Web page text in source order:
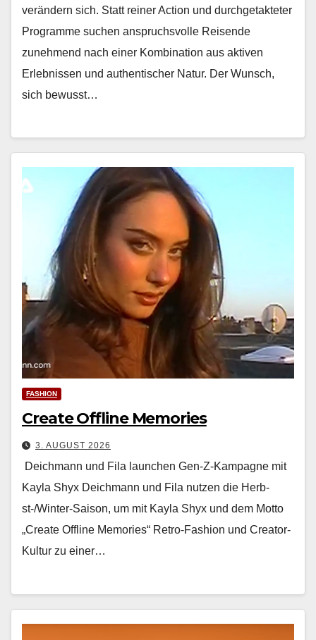
verän­dern sich. Statt rein­er Action und durchge­tak­teter
Pro­gramme suchen anspruchsvolle Reisende
zunehmend nach ein­er Kom­bi­na­tion aus aktiv­en
Erleb­nis­sen und authen­tis­ch­er Natur. Der Wun­sch,
sich bewusst…
FASHION
Create Offline Memories
3. AUGUST 2026
Deichmann und Fila launchen Gen-Z-Kampagne mit
Kayla Shyx Deich­mann und Fila nutzen die Herb­
st-/Win­ter-Sai­son, um mit Kay­la Shyx und dem Mot­to
„Cre­ate Offline Mem­o­ries“ Retro-Fash­ion und Cre­ator-
Kul­tur zu ein­er…